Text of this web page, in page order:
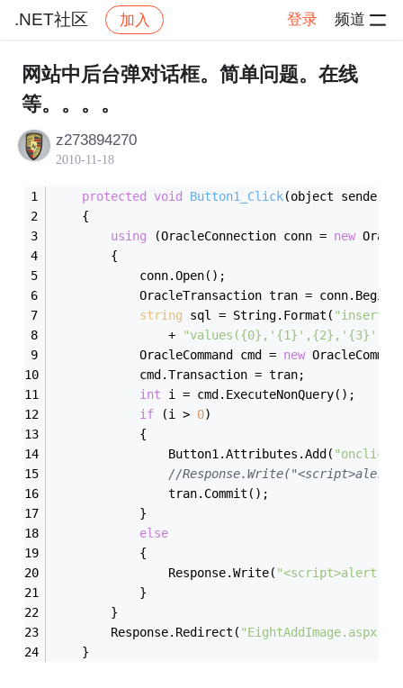
.NET社区 加入 登录 频道
社区 .NET社区 帖子详情
网站中后台弹对话框。简单问题。在线
等。。。。
z273894270
2010-11-18
protected void Button1_Click(object sender,
    {
using (OracleConnection conn = new
        {
            conn.Open();
OracleTransaction tran =
string sql = String.Format( "insert
                +
"values({0},'{1}',{2},'{3}')"
            OracleCommand cmd =
new
            cmd.Transaction = tran;
int i = cmd.ExecuteNonQuery();
if (i > 0)
            {
                Button1.Attributes.Add(
"onclick"
//
                tran.Commit();
            }
else
            {
                Response.Write(
"<script>alert('
            }
        }
        Response.Redirect(
"EightAddImage.aspx"
    }